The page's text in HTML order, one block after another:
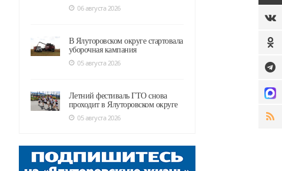
06 августа 2026
В Ялуторовском округе стартовала
уборочная кампания
05 августа 2026
Летний фестиваль ГТО снова
проходит в Ялуторовском округе
05 августа 2026